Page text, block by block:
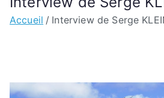
Accueil Interview de Serge